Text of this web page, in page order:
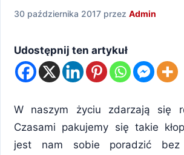
30 października 2017 przez Admin
Udostępnij ten artykuł
W naszym życiu zdarzają się
Czasami pakujemy się takie
jest nam sobie poradzić bez